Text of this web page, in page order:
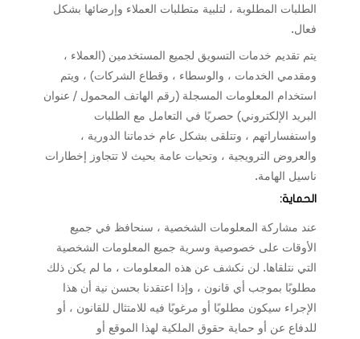
الطلبات المطلوبة ، لتلبية متطلبات العملاء وإرضائها بشكل
فعال.
يتم تقديم خدمات التسويق لجميع المستخدمين (العملاء ،
ومقدمي الخدمات ، والوسطاء ، وقطاع الشركات) ، ويتم
استخدام المعلومات المسجلة (رقم الهاتف المحمول / عنوان
البريد الإلكتروني) حصريًا في التعامل مع الطلبات
واستفساراتهم ، وتتلقى بشكل عام خدماتنا الدورية ،
والعروض الترويجية ، وتحيات عامة بحيث لا تتجاوز إخطارات
ناسيل الهامة.
الحماية:
عند مشاركة المعلومات الشخصية ، سنحافظ في جميع
الأوقات على خصوصية وسرية جميع المعلومات الشخصية
التي نتلقاها. لن نكشف عن هذه المعلومات ، ما لم يكن ذلك
مطلوبًا بموجب أي قانون ، وإذا اعتقدنا بحسن نية أن هذا
الإجراء سيكون مطلوبًا أو مرغوبًا فيه للامتثال للقانون ، أو
للدفاع عن أو حماية حقوق الملكية لهذا الموقع أو